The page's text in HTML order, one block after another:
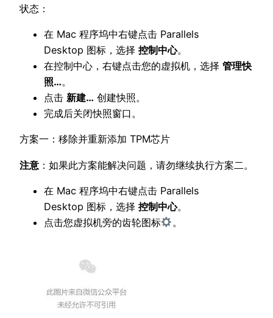
状态：
在 Mac 程序坞中右键点击 Parallels
Desktop 图标，选择 控制中心。
在控制中心，右键点击您的虚拟机，选择 管理快
照…。
点击 新建… 创建快照。
完成后关闭快照窗口。
方案一：移除并重新添加 TPM芯片
注意 ：如果此方案能解决问题，请勿继续执行方案二。
在 Mac 程序坞中右键点击 Parallels
Desktop 图标，选择 控制中心。
点击您虚拟机旁的齿轮图标
。